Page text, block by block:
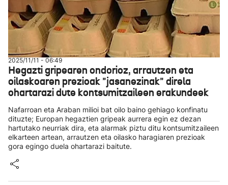
2025/11/11 - 06:49
Hegazti gripearen ondorioz, arrautzen eta
oilaskoaren prezioak "jasanezinak" direla
ohartarazi dute kontsumitzaileen erakundeek
Nafarroan eta Araban milioi bat oilo baino gehiago konfinatu
dituzte; Europan hegaztien gripeak aurrera egin ez dezan
hartutako neurriak dira, eta alarmak piztu ditu kontsumitzaileen
elkarteen artean, arrautzen eta oilasko haragiaren prezioak
gora egingo duela ohartarazi baitute.